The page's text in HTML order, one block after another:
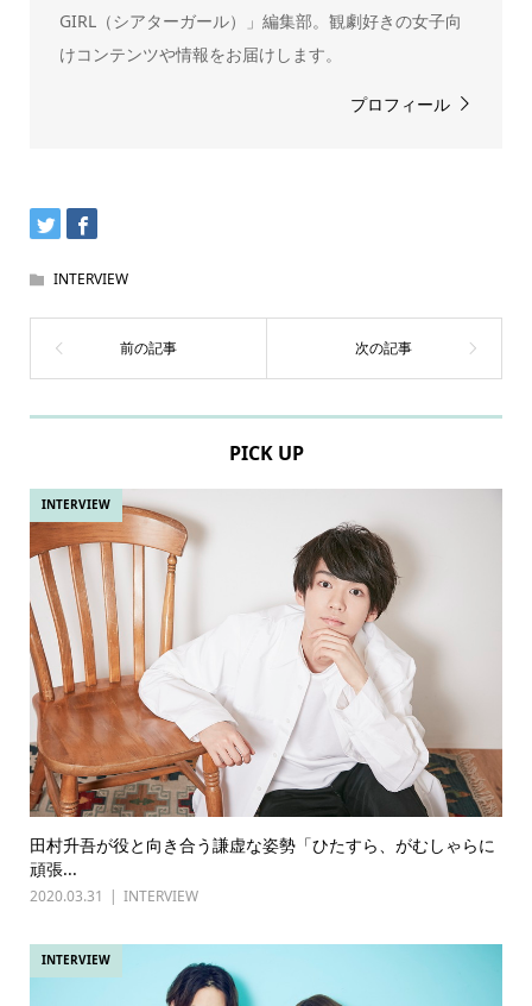
GIRL（シアターガール）」編集部。観劇好きの女子向
けコンテンツや情報をお届けします。
プロフィール
INTERVIEW
PICK UP
INTERVIEW
田村升吾が役と向き合う謙虚な姿勢「ひたすら、がむしゃらに
頑張...
2020.03.31 INTERVIEW
INTERVIEW